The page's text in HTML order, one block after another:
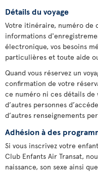
Détails du voyage
Votre itinéraire, numéro de
informations
électronique, vos besoins
particulières et toute aide
Quand vous réservez un
confirmation de votre
ce numéro ni ces détails
d’autres personnes
d’autres renseignements
Adhésion à des
Si vous inscrivez votre
Club Enfants Air Transat,
naissance, son sexe ainsi